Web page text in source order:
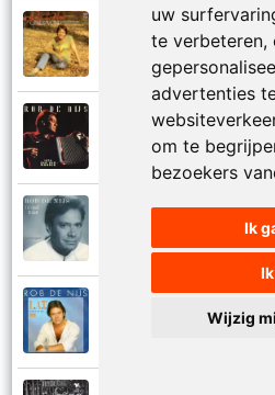
uw
te verbeteren,
advertenties
om te
bezoekers
Ik
Wijzig
Rob De Nijs
Rob De Nijs
Kleine ster
Kronenburg park